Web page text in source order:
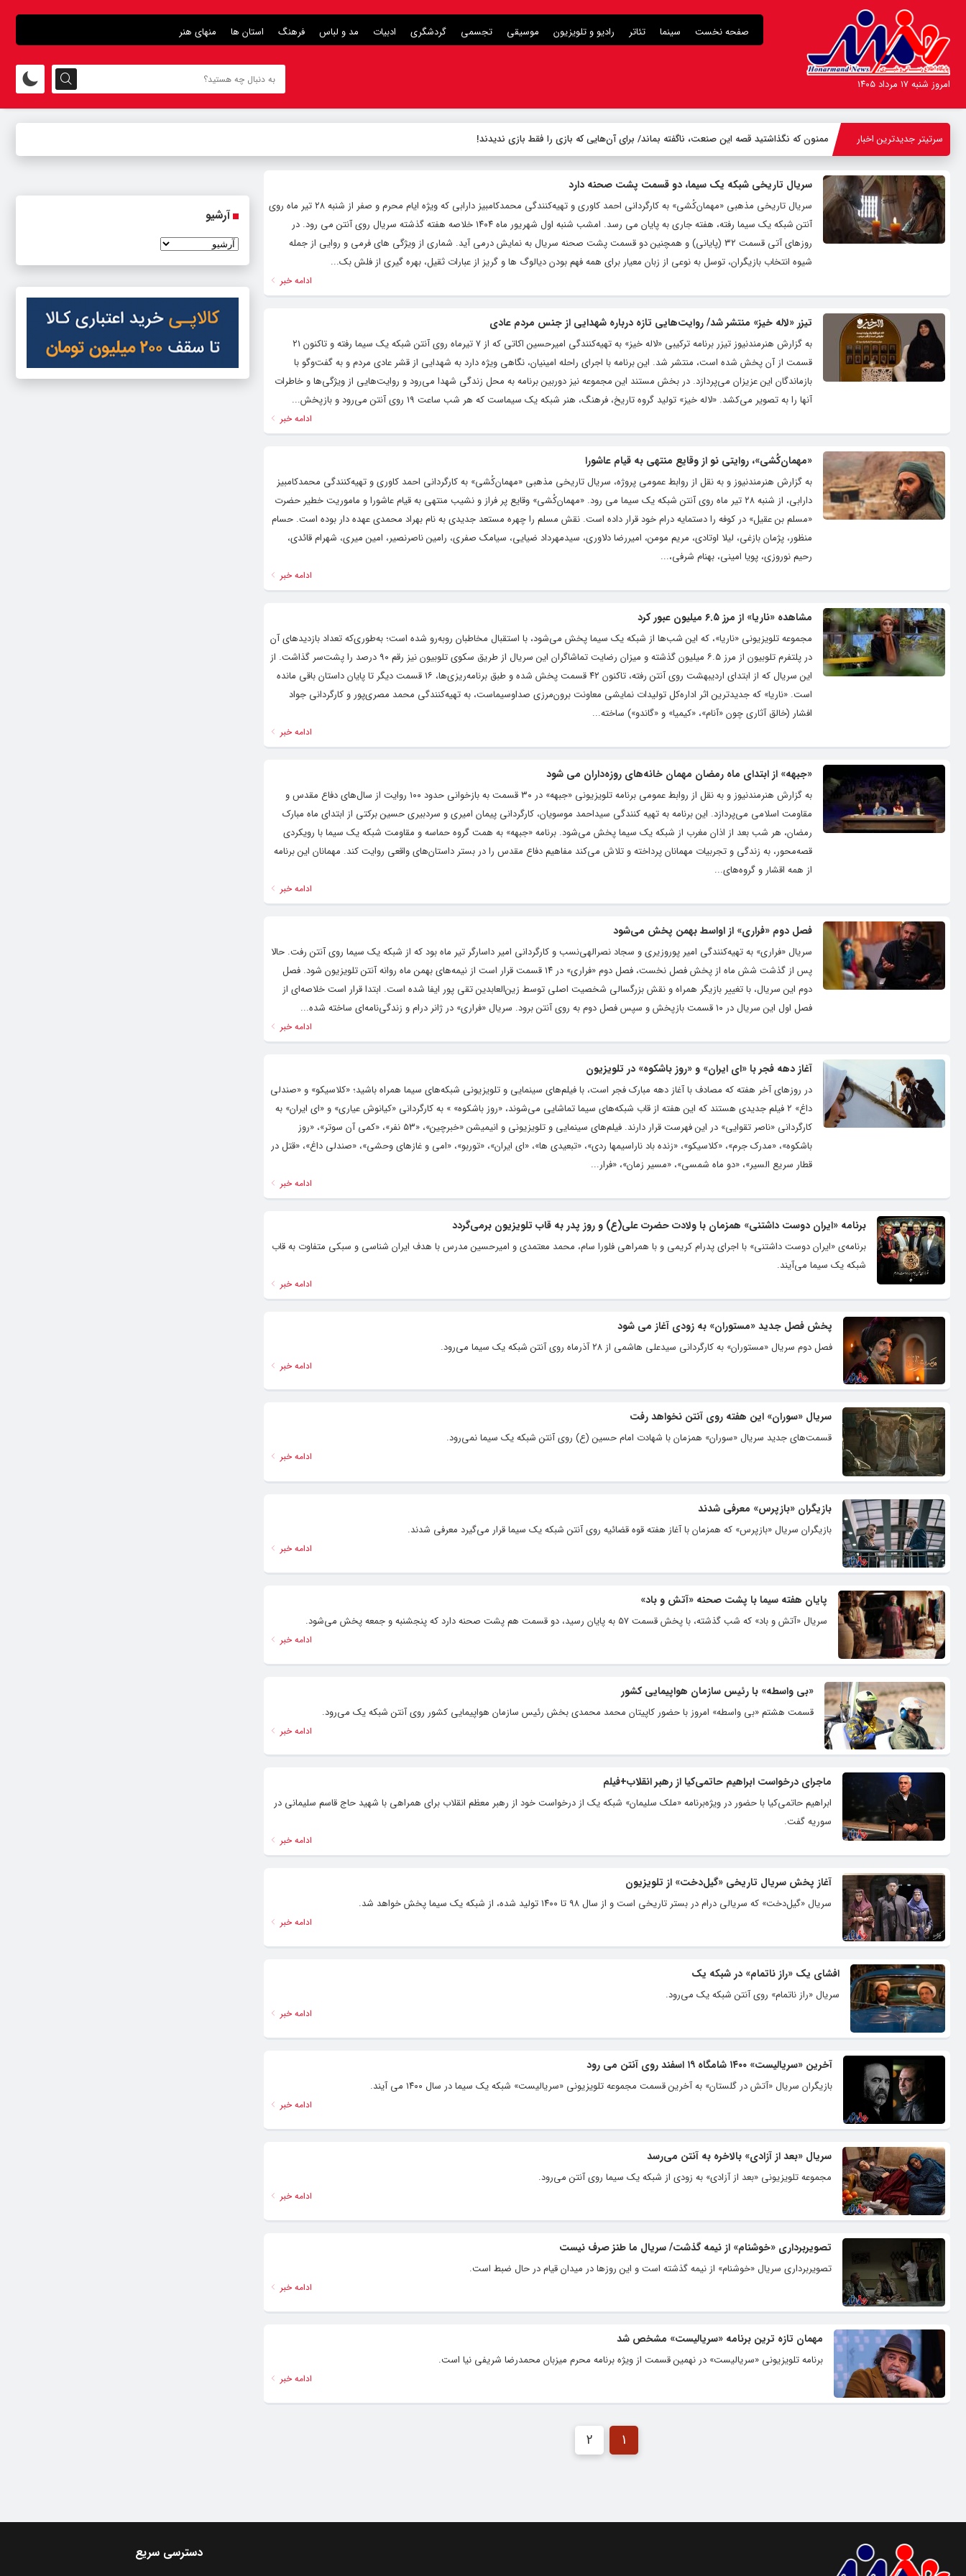
صفحه نخست سینما تئاتر رادیو و تلویزیون موسیقی تجسمی گردشگری ادبیات مد و لباس فرهنگ استان ها منهای هنر
امروز شنبه ۱۷ مرداد ۱۴۰۵
سرتیتر جدیدترین اخبار -
سریال تاریخی شبکه یک سیما، دو قسمت پشت صحنه دارد
سریال تاریخی مذهبی «مهمان‌کُشی» به کارگردانی احمد کاوری و تهیه‌کنندگی محمدکامبیز دارابی که ویژه ایام محرم و صفر از شنبه ۲۸ تیر ماه روی
آنتن شبکه یک سیما رفته، هفته جاری به پایان می رسد. امشب شنبه اول شهریور ماه ۱۴۰۴ خلاصه هفته گذشته سریال روی آنتن می رود. در
روزهای آتی قسمت ۳۲ (پایانی) و همچنین دو قسمت پشت صحنه سریال به نمایش درمی آید. شماری از ویژگی های فرمی و روایی از جمله
شیوه انتخاب بازیگران، توسل به نوعی از زبان معیار برای همه فهم بودن دیالوگ ها و گریز از عبارات ثقیل، بهره گیری از فلش بک...
ادامه خبر
تیزر «لاله خیز» منتشر شد/ روایت‌هایی تازه درباره شهدایی از جنس مردم عادی
به گزارش هنرمندنیوز تیزر برنامه ترکیبی «لاله خیز» به تهیه‌کنندگی امیرحسین اکاتی که از ۷ تیرماه روی آنتن شبکه یک سیما رفته و تاکنون ۲۱
قسمت از آن پخش شده است، منتشر شد. این برنامه با اجرای راحله امینیان، نگاهی ویژه دارد به شهدایی از قشر عادی مردم و به گفت‌وگو با
بازماندگان این عزیزان می‌پردازد. در بخش مستند این مجموعه نیز دوربین برنامه به محل زندگی شهدا می‌رود و روایت‌هایی از ویژگی‌ها و خاطرات
آنها را به تصویر می‌کشد. «لاله خیز» تولید گروه تاریخ، فرهنگ، هنر شبکه یک سیماست که هر شب ساعت ۱۹ روی آنتن می‌رود و بازپخش...
ادامه خبر
«مهمان‌کُشی»، روایتی نو از وقایع منتهی به قیام عاشورا
به گزارش هنرمندنیوز و به نقل از روابط عمومی پروژه، سریال تاریخی مذهبی «مهمان‌کُشی» به کارگردانی احمد کاوری و تهیه‌کنندگی محمدکامبیز
دارابی، از شنبه ۲۸ تیر ماه روی آنتن شبکه یک سیما می رود. «مهمان‌کُشی» وقایع پر فراز و نشیب منتهی به قیام عاشورا و ماموریت خطیر حضرت
«مسلم بن عقیل» در کوفه را دستمایه درام خود قرار داده است. نقش مسلم را چهره مستعد جدیدی به نام بهراد محمدی عهده دار بوده است. حسام
منظور، پژمان بازغی، لیلا اوتادی، مریم مومن، امیررضا دلاوری، سیدمهرداد ضیایی، سیامک صفری، رامین ناصرنصیر، امین میری، شهرام قائدی،
رحیم نوروزی، پویا امینی، بهنام شرفی،...
ادامه خبر
مشاهده «ناریا» از مرز ۶.۵ میلیون عبور کرد
مجموعه تلویزیونی «ناریا»، که این شب‌ها از شبکه یک سیما پخش می‌شود، با استقبال مخاطبان روبه‌رو شده است؛ به‌طوری‌که تعداد بازدیدهای آن
در پلتفرم تلوبیون از مرز ۶.۵ میلیون گذشته و میزان رضایت تماشاگران این سریال از طریق سکوی تلوبیون نیز رقم ۹۰ درصد را پشت‌سر گذاشت. از
این سریال که از ابتدای اردیبهشت‌ روی آنتن رفته، تاکنون ۴۲ قسمت پخش شده و طبق برنامه‌ریزی‌ها، ۱۶ قسمت دیگر تا پایان داستان باقی مانده
است. «ناریا» که جدیدترین اثر اداره‌کل تولیدات نمایشی معاونت برون‌مرزی صداوسیماست، به تهیه‌کنندگی محمد مصری‌پور و کارگردانی جواد
افشار (خالق آثاری چون «آنام»، «کیمیا» و «گاندو») ساخته...
ادامه خبر
«جبهه» از ابتدای ماه رمضان مهمان خانه‌های روزه‌داران می شود
به گزارش هنرمندنیوز و به نقل از روابط عمومی برنامه تلویزیونی «جبهه» در ۳۰ قسمت به بازخوانی حدود ۱۰۰ روایت از سال‌های دفاع مقدس و
مقاومت اسلامی می‌پردازد. این برنامه به تهیه کنندگی سیداحمد موسویان، کارگردانی پیمان امیری و سردبیری حسین برکتی از ابتدای ماه مبارک
رمضان، هر شب بعد از اذان مغرب از شبکه یک سیما پخش می‌شود. برنامه «جبهه» به همت گروه حماسه و مقاومت شبکه یک سیما با رویکردی
قصه‌محور، به زندگی و تجربیات مهمانان پرداخته و تلاش می‌کند مفاهیم دفاع مقدس را در بستر داستان‌های واقعی روایت کند. مهمانان این برنامه
از همه اقشار و گروه‌های...
ادامه خبر
فصل دوم «فراری» از اواسط بهمن پخش می‌شود
سریال «فراری» به تهیه‌کنندگی امیر پوروزیری و سجاد نصرالهی‌نسب و کارگردانی امیر داسارگر تیر ماه بود که از شبکه یک سیما روی آنتن رفت. حالا
پس از گذشت شش ماه از پخش فصل نخست، فصل دوم «فراری» در ۱۴ قسمت قرار است از نیمه‌های بهمن ماه روانه آنتن تلویزیون شود. فصل
دوم این سریال، با تغییر بازیگر همراه و نقش بزرگسالی شخصیت اصلی توسط زین‌العابدین تقی پور ایفا شده است. ابتدا قرار است خلاصه‌ای از
فصل اول این سریال در ۱۰ قسمت بازپخش و سپس فصل دوم به روی آنتن برود. سریال «فراری» در ژانر درام و زندگی‌نامه‌ای ساخته شده...
ادامه خبر
آغاز دهه‌ فجر با «ای ایران» و «روز باشکوه» در تلویزیون
در روزهای آخر هفته که مصادف با آغاز دهه مبارک فجر است، با فیلم‌های سینمایی و تلویزیونی شبکه‌های سیما همراه باشید؛ «کلاسیکو» و «صندلی
داغ» ۲ فیلم جدیدی هستند که این هفته از قاب شبکه‌های سیما تماشایی می‌شوند، «روز باشکوه» » به کارگردانی «کیانوش عیاری» و «ای ایران» به
کارگردانی «ناصر تقوایی» در این فهرست قرار دارند. فیلم‌های سینمایی و تلویزیونی و انیمیشن «خبرچین»، «۵۳ نفر»، «کمی آن سوتر»، «روز
باشکوه»، «مدرک جرم»، «کلاسیکو»، «زنده باد ناراسیمها ردی»، «تبعیدی ها»، «ای ایران»، «توربو»، «امی و غازهای وحشی»، «صندلی داغ»، «قتل در
قطار سریع السیر»، «دو ماه شمسی»، «مسیر زمان»، «فرار...
ادامه خبر
برنامه «ایران دوست داشتنی» همزمان با ولادت حضرت علی(ع) و روز پدر به قاب تلویزیون بر‌می‌گردد
برنامه‌ی «ایران دوست داشتنی» با اجرای پدرام کریمی و با همراهی فلورا سام، محمد معتمدی و امیرحسین مدرس با هدف ایران شناسی و سبکی متفاوت به قاب
شبکه یک سیما می‌آیند.
ادامه خبر
پخش فصل جدید «مستوران» به زودی آغاز می شود
فصل دوم سریال «مستوران» به کارگردانی سیدعلی هاشمی از ۲۸ آذرماه روی آنتن شبکه یک سیما می‌رود.
ادامه خبر
سریال «سوران» این هفته روی آنتن نخواهد رفت
قسمت‌های جدید سریال «سوران» همزمان با شهادت امام حسین (ع) روی آنتن شبکه یک سیما نمی‌رود.
ادامه خبر
بازیگران «بازپرس» معرفی شدند
بازیگران سریال «بازپرس» که همزمان با آغاز هفته قوه قضائیه روی آنتن شبکه یک سیما قرار می‌گیرد معرفی شدند.
ادامه خبر
پایان هفته سیما با پشت صحنه «آتش و باد»
سریال «آتش و باد» که شب گذشته، با پخش قسمت ۵۷ به پایان رسید، دو قسمت هم پشت صحنه دارد که پنجشنبه و جمعه پخش می‌شود.
ادامه خبر
«بی واسطه» با رئیس سازمان هواپیمایی کشور
قسمت هشتم «بی واسطه» امروز با حضور کاپیتان محمد محمدی بخش رئیس سازمان هواپیمایی کشور روی آنتن شبکه یک می‌رود.
ادامه خبر
ماجرای درخواست ابراهیم حاتمی‌کیا از رهبر انقلاب+فیلم
ابراهیم حاتمی‌کیا با حضور در ویژه‌برنامه «ملک سلیمان» شبکه یک از درخواست خود از رهبر معظم انقلاب برای همراهی با شهید حاج قاسم سلیمانی در
سوریه گفت.
ادامه خبر
آغاز پخش سریال تاریخی «گیل‌دخت» از تلویزیون
سریال «گیل‌دخت» که سریالی درام در بستر تاریخی است و از سال ۹۸ تا ۱۴۰۰ تولید شده، از شبکه یک سیما پخش خواهد شد.
ادامه خبر
افشای یک «راز ناتمام» در شبکه یک
سریال‌ «راز ناتمام» روی آنتن شبکه یک می‌رود.
ادامه خبر
آخرین «سریالیست» ۱۴۰۰ شامگاه ۱۹ اسفند روی آنتن می رود
بازیگران سریال «آتش در گلستان» به آخرین قسمت مجموعه تلویزیونی «سریالیست» شبکه یک سیما در سال ۱۴۰۰ می آیند.
ادامه خبر
سریال «بعد از آزادی» بالاخره به آنتن می‌رسد
مجموعه تلویزیونی «بعد از آزادی» به زودی از شبکه یک سیما روی آنتن می‌رود.
ادامه خبر
تصویربرداری «خوشنام» از نیمه گذشت/ سریال ما طنز صرف نیست
تصویربرداری سریال «خوشنام» از نیمه گذشته است و این روزها در میدان قیام در حال ضبط است.
ادامه خبر
مهمان تازه ترین برنامه «سریالیست» مشخص شد
برنامه تلویزیونی «سریالیست» در نهمین قسمت از ویژه برنامه محرم میزبان محمدرضا شریفی نیا است.
ادامه خبر
1
2
آرشیو
دسترسی سریع